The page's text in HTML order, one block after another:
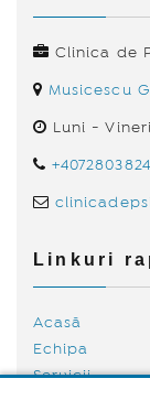
Clinica de
Musicescu
Luni -
Linkuri
Acasă
Echipa
Servicii